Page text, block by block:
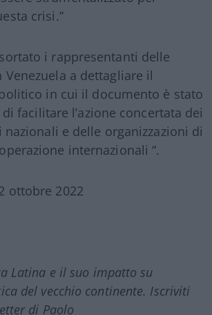
crisi.”
i rappresentanti delle
a dettagliare il
in cui il documento è stato
facilitare l’azione concertata dei
e delle organizzazioni di
internazionali “.
ottobre 2022
Latina e il suo impatto su
del vecchio continente. Iscriviti
di Paolo